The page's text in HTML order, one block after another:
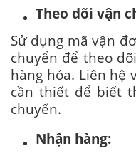
Theo dõi vận
Sử dụng mã vận
chuyển để theo
hàng hóa. Liên hệ
cần thiết để biết
chuyển.
Nhận hàng: